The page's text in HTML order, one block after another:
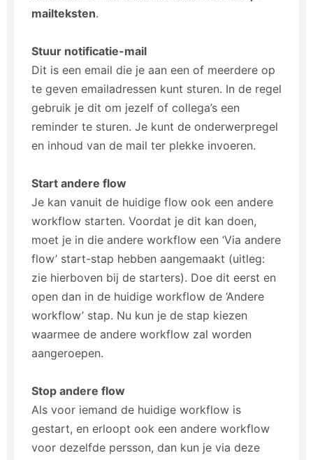
mailteksten.
Stuur notificatie-mail
Dit is een email die je aan een of meerdere op
te geven emailadressen kunt sturen. In de regel
gebruik je dit om jezelf of collega’s een
reminder te sturen. Je kunt de onderwerpregel
en inhoud van de mail ter plekke invoeren.
Start andere flow
Je kan vanuit de huidige flow ook een andere
workflow starten. Voordat je dit kan doen,
moet je in die andere workflow een ‘Via andere
flow’ start-stap hebben aangemaakt (uitleg:
zie hierboven bij de starters). Doe dit eerst en
open dan in de huidige workflow de ‘Andere
workflow’ stap. Nu kun je de stap kiezen
waarmee de andere workflow zal worden
aangeroepen.
Stop andere flow
Als voor iemand de huidige workflow is
gestart, en erloopt ook een andere workflow
voor dezelfde persson, dan kun je via deze